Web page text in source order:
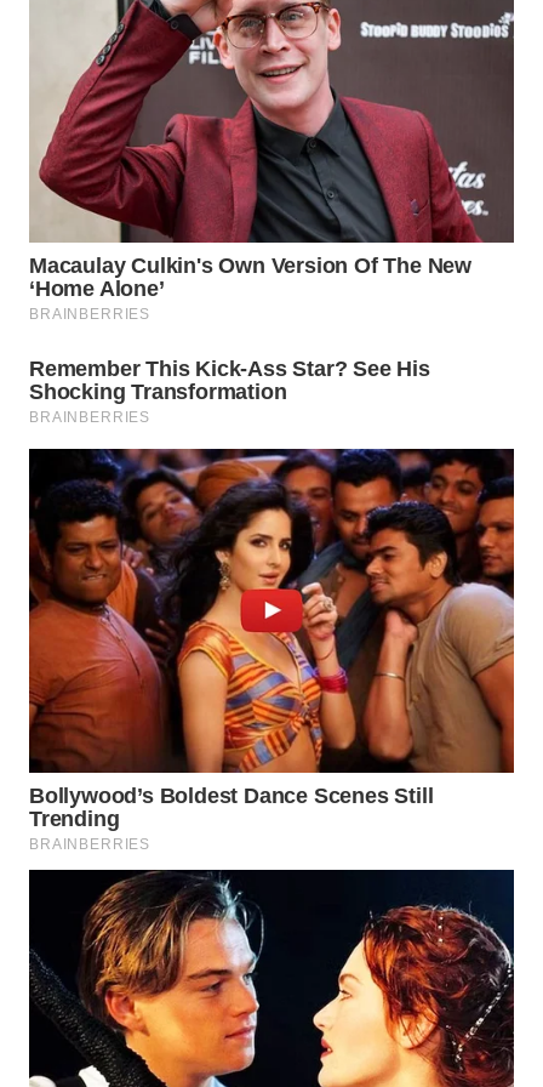
LABUANBAJO
WN
BORNEO
Wahana
Group
WAHANA
NEWS
WAHANA
TANI
WAHANA
ADVOKAT
WAHANA
INFRASTRUKTUR
WAHANA
KONSUMEN
WAHANA
LISTRIK
WAHANA
TRAVEL
WAHANA
TV
WAHANANEWS
ID